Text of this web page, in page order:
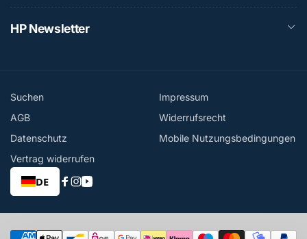
HP Newsletter
Suchen
Impressum
AGB
Widerrufsrecht
Datenschutz
Mobile Nutzungsbedingungen
Vertrag widerrufen
DE
Facebook
Instagram
YouTube